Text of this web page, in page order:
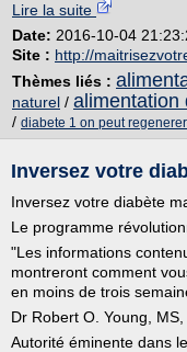
Lire la suite
Date: 2016-10-04
Site : http://
Thèmes liés :
naturel / alimentation
/ diabete 1 on peut
Inversez votre
Inversez votre diabète
Le programme
"Les informations
montreront comment
en moins de trois
Dr Robert O. Young, MS,
Autorité éminente dans